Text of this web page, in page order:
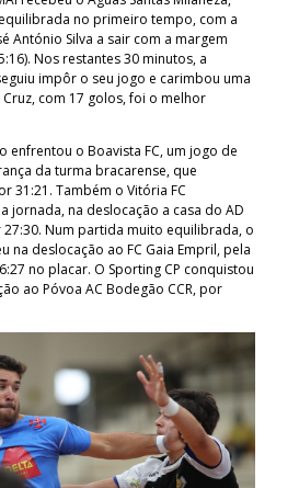
no primeiro tempo, com a
António Silva a sair com a margem
Nos restantes 30 minutos, a
impôr o seu jogo e carimbou uma
com 17 golos, foi o melhor
enfrentou o Boavista FC, um jogo de
da turma bracarense, que
31:21. Também o Vitória FC
jornada, na deslocação a casa do AD
27:30. Num partida muito equilibrada, o
na deslocação ao FC Gaia Empril, pela
no placar. O Sporting CP conquistou
ao Póvoa AC Bodegão CCR, por